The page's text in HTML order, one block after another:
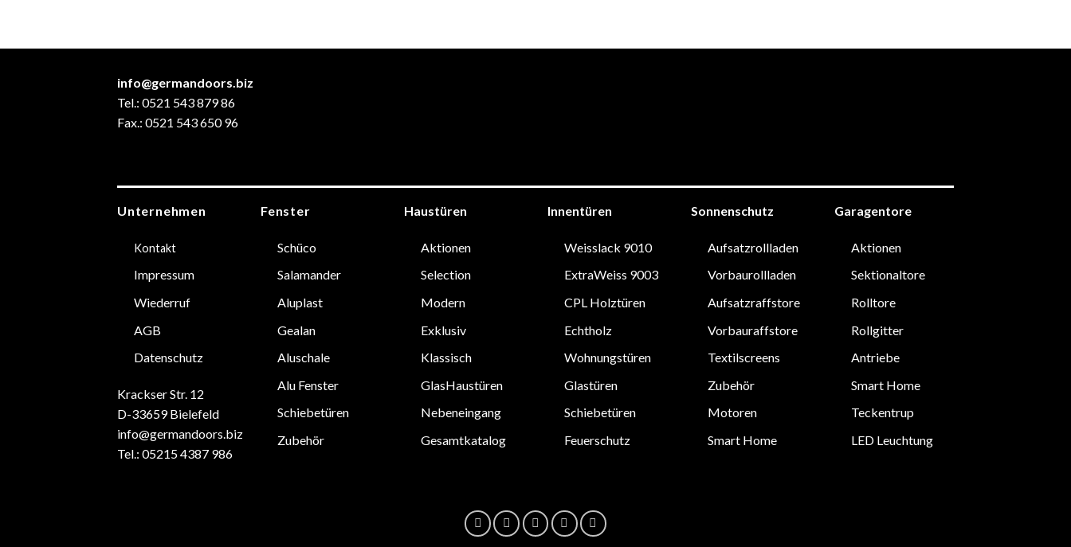
info@germandoors.biz
Tel.: 0521 543 879 86
Fax.: 0521 543 650 96
Unternehmen
Kontakt
Impressum
Wiederruf
AGB
Datenschutz
Krackser Str. 12
D-33659 Bielefeld
info@germandoors.biz
Tel.: 05215 4387 986
Fenster
Schüco
Salamander
Aluplast
Gealan
Aluschale
Alu Fenster
Schiebetüren
Zubehör
Haustüren
Aktionen
Selection
Modern
Exklusiv
Klassisch
GlasHaustüren
Nebeneingang
Gesamtkatalog
Innentüren
Weisslack 9010
ExtraWeiss 9003
CPL Holztüren
Echtholz
Wohnungstüren
Glastüren
Schiebetüren
Feuerschutz
Sonnenschutz
Aufsatzrollladen
Vorbaurollladen
Aufsatzraffstore
Vorbauraffstore
Textilscreens
Zubehör
Motoren
Smart Home
Garagentore
Aktionen
Sektionaltore
Rolltore
Rollgitter
Antriebe
Smart Home
Teckentrup
LED Leuchtung